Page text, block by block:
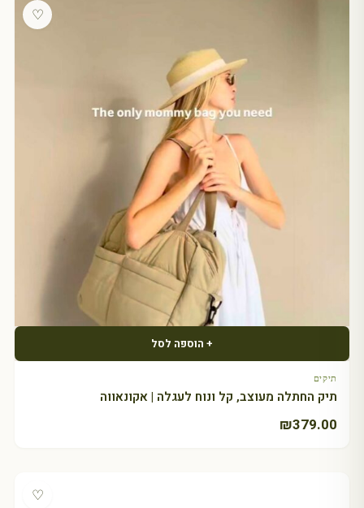
♡
+ הוספה לסל
תיקים
תיק החתלה מעוצב, קל ונוח לעגלה | אקונאווה
₪379.00
♡